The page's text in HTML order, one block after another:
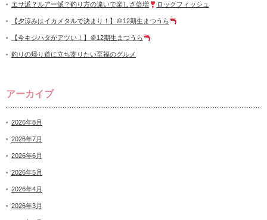
エサ派？ルアー派？釣り方の違いで楽しさ倍増 ロックフィッシュ
【夕涼みはイカメタルで決まり！】＠12期生まつうら
【今キジハタがアツい！】＠12期生まつうら
釣りの帰り道に立ち寄りたい至福のグルメ
アーカイブ
2026年8月
2026年7月
2026年6月
2026年5月
2026年4月
2026年3月